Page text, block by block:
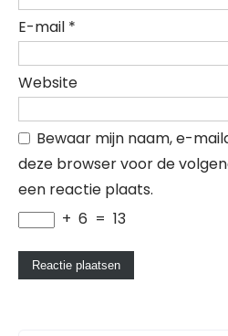
E-mail *
Website
Bewaar mijn naam, e-
deze browser voor de
een reactie plaats.
+ 6 = 13